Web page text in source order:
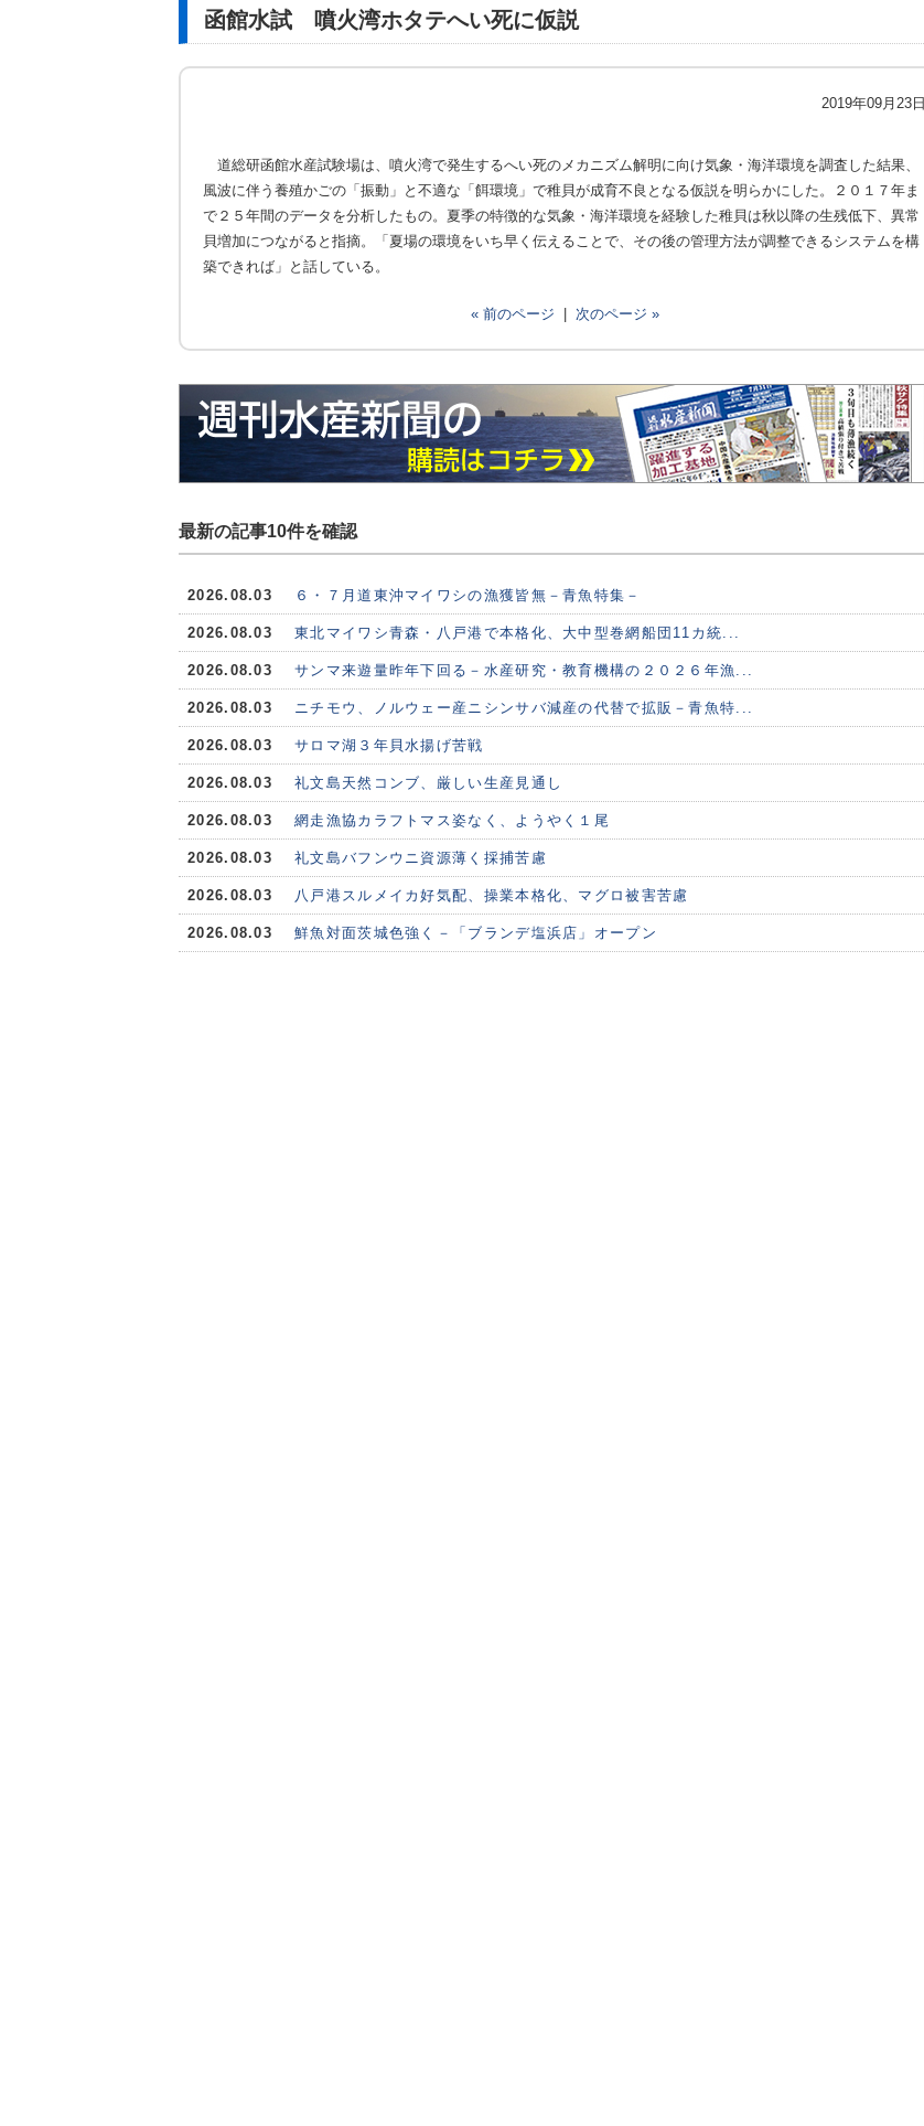
函館水試 噴火湾ホタテへい死に仮説
2019年09月23日
道総研函館水産試験場は、噴火湾で発生するへい死のメカニズム解明に向け気象・海洋環境を調査した結果、
風波に伴う養殖かごの「振動」と不適な「餌環境」で稚貝が成育不良となる仮説を明らかにした。２０１７年ま
で２５年間のデータを分析したもの。夏季の特徴的な気象・海洋環境を経験した稚貝は秋以降の生残低下、異常
貝増加につながると指摘。「夏場の環境をいち早く伝えることで、その後の管理方法が調整できるシステムを構
築できれば」と話している。
« 前のページ 次のページ »
最新の記事10件を確認
2026.08.03 ６・７月道東沖マイワシの漁獲皆無－青魚特集－
2026.08.03 東北マイワシ青森・八戸港で本格化、大中型巻網船団11カ統...
2026.08.03 サンマ来遊量昨年下回る－水産研究・教育機構の２０２６年漁...
2026.08.03 ニチモウ、ノルウェー産ニシンサバ減産の代替で拡販－青魚特...
2026.08.03 サロマ湖３年貝水揚げ苦戦
2026.08.03 礼文島天然コンブ、厳しい生産見通し
2026.08.03 網走漁協カラフトマス姿なく、ようやく１尾
2026.08.03 礼文島バフンウニ資源薄く採捕苦慮
2026.08.03 八戸港スルメイカ好気配、操業本格化、マグロ被害苦慮
2026.08.03 鮮魚対面茨城色強く－「ブランデ塩浜店」オープン